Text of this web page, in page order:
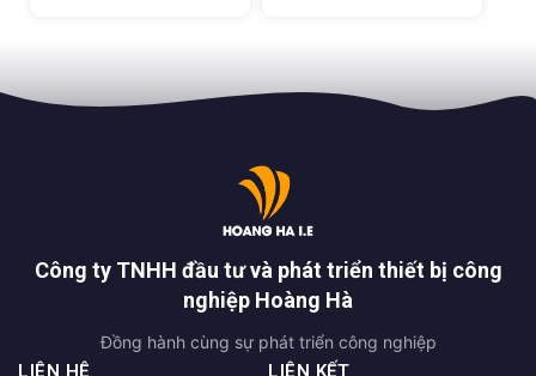
Công ty TNHH đầu tư và phát triển thiết bị công
nghiệp Hoàng Hà
Đồng hành cùng sự phát triển công nghiệp
LIÊN HỆ LIÊN KẾT